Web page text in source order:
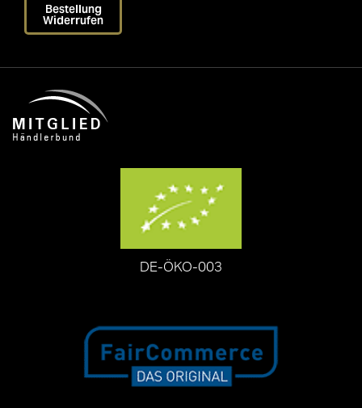
Bestellung
Widerrufen
DE-ÖKO-003